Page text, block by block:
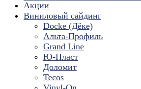
Акции
Виниловый сайдинг
Docke (Дёке)
Альта-Профиль
Grand Line
Ю-Пласт
Доломит
Tecos